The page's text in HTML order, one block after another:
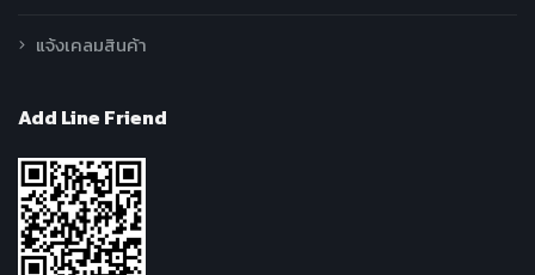
แจ้งเคลมสินค้า
Add Line Friend